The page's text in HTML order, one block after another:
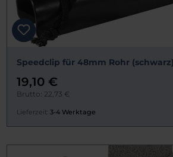
Speedclip für 48mm Rohr (schwarz)
19,10 €
Brutto: 22,73 €
Lieferzeit: 3-4 Werktage